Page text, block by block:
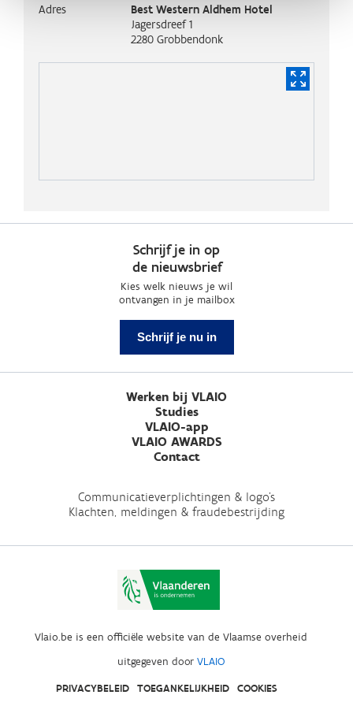
Adres
Best Western Aldhem Hotel
Jagersdreef 1
2280 Grobbendonk
Schrijf je in op
de nieuwsbrief
Kies welk nieuws je wil
ontvangen in je mailbox
Schrijf je nu in
Werken bij VLAIO
Studies
VLAIO-app
VLAIO AWARDS
Contact
Communicatieverplichtingen & logo's
Klachten, meldingen & fraudebestrijding
Vlaio.be is een officiële website van de Vlaamse overheid
uitgegeven door VLAIO
PRIVACYBELEID TOEGANKELIJKHEID COOKIES